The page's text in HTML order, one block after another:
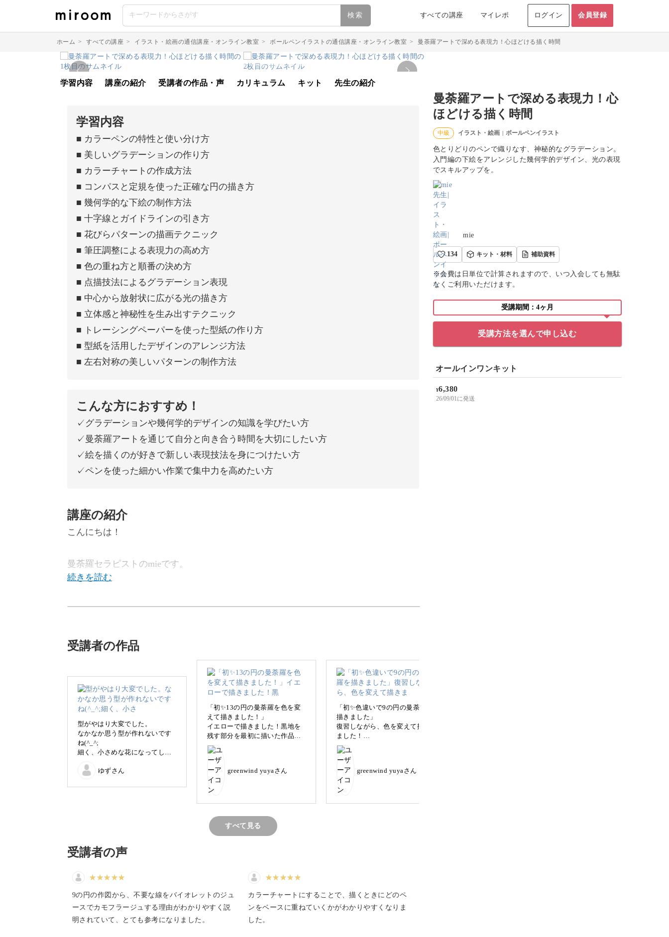
検索 すべての講座 マイレポ ログイン 会員登録
ホーム > すべての講座 > イラスト・絵画の通信講座・オンライン教室 > ボールペンイラストの通信講座・オンライン教室 > 曼荼羅アートで深める表現力！心ほどける描く時間
曼荼羅アートで深める表現力！心
ほどける描く時間
中級 イラスト・絵画 | ボールペンイラスト
色とりどりのペンで織りなす、神秘的なグラデーション。
入門編の下絵をアレンジした幾何学的デザイン、光の表現
でスキルアップを。
mie
134 キット・材料 補助資料
※会費は日単位で計算されますので、いつ入会しても無駄
なくご利用いただけます。
受講期間：4ヶ月
受講方法を選んで申し込む
オールインワンキット
¥6,380
26/09/01に発送
学習内容 講座の紹介 受講者の作品・声 カリキュラム キット 先生の紹介
学習内容
■ カラーペンの特性と使い分け方
■ 美しいグラデーションの作り方
■ カラーチャートの作成方法
■ コンパスと定規を使った正確な円の描き方
■ 幾何学的な下絵の制作方法
■ 十字線とガイドラインの引き方
■ 花びらパターンの描画テクニック
■ 筆圧調整による表現力の高め方
■ 色の重ね方と順番の決め方
■ 点描技法によるグラデーション表現
■ 中心から放射状に広がる光の描き方
■ 立体感と神秘性を生み出すテクニック
■ トレーシングペーパーを使った型紙の作り方
■ 型紙を活用したデザインのアレンジ方法
■ 左右対称の美しいパターンの制作方法
こんな方におすすめ！
✓グラデーションや幾何学的デザインの知識を学びたい方
✓曼荼羅アートを通じて自分と向き合う時間を大切にしたい方
✓絵を描くのが好きで新しい表現技法を身につけたい方
✓ペンを使った細かい作業で集中力を高めたい方
講座の紹介
こんにちは！
曼荼羅セラピストのmieです。
複数のペンを重ねたグラデーション技法や、美しい光の表現を学べますよ。
さまざまな表現に夢中になれる曼荼羅アートは、忙しい日々の心を癒やすのにもぴった
り♪
色とりどりのパターンを描きながら、心落ち着くひとときを一緒に過ごしましょう！
色の重ね方がわかるカラーチャート作り
まず最初に学ぶのは、グラデーションの描き方。
白やブルーのカラーチャートを作りながら、美しい色の移り変わりを表現しますよ。
受講者の作品
型がやはり大変でした。
なかなか思う型が作れないです
ね(^_^;
細く、小さめな花になってしま
楽しく描けました。違う色にも
ゆずさん
「初✨13の円の曼荼羅を色を変
えて描きました！」
イエローで描きました！黒地を
残す部分を最初に描いた作品よ
り残したら、より立体感が出た
気がします。
復習する事が自分のものにでき
る秘訣ですね!
greenwind yuyaさん
「初✨色違いで9の円の曼荼羅を
描きました」
復習しながら、色を変えて描き
ました！
greenwind yuyaさん
すべて見る
受講者の声
9の円の作図から、不要な線をバイオレットのジュ
ースでカモフラージュする理由がわかりやすく説
明されていて、とても参考になりました。
カラーチャートにすることで、描くときにどのペ
ンをベースに重ねていくかがわかりやすくなりま
した。